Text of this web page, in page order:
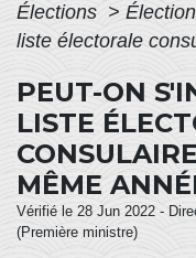
Élections >
liste électorale
PEUT-ON
LISTE
MÊME
Vérifié le 28 Jun 2022 -
(Première ministre)